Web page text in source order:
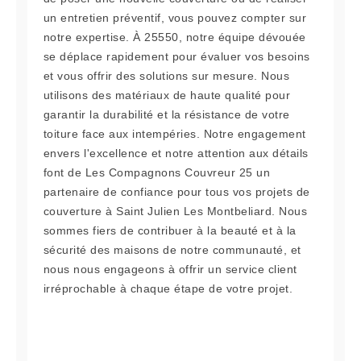
un entretien préventif, vous pouvez compter sur
notre expertise. À 25550, notre équipe dévouée
se déplace rapidement pour évaluer vos besoins
et vous offrir des solutions sur mesure. Nous
utilisons des matériaux de haute qualité pour
garantir la durabilité et la résistance de votre
toiture face aux intempéries. Notre engagement
envers l'excellence et notre attention aux détails
font de Les Compagnons Couvreur 25 un
partenaire de confiance pour tous vos projets de
couverture à Saint Julien Les Montbeliard. Nous
sommes fiers de contribuer à la beauté et à la
sécurité des maisons de notre communauté, et
nous nous engageons à offrir un service client
irréprochable à chaque étape de votre projet.